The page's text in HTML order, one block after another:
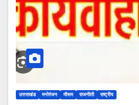
उत्तराखंड मनोरंजन मौसम राजनीती राष्ट्रीय